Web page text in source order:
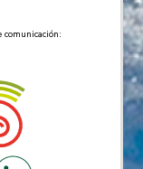
comunicación: